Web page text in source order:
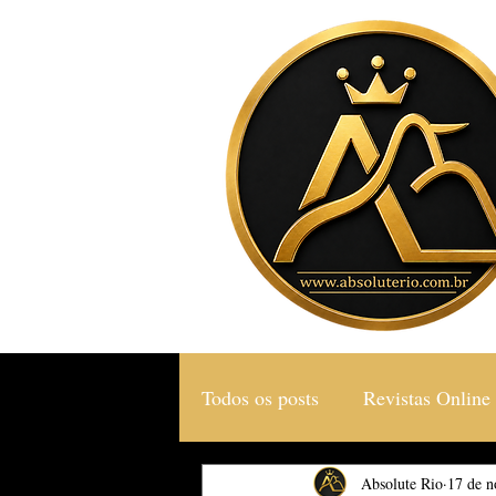
Todos os posts Revistas Online
Gastronomia & Turismo
Absolute Rio 17 de